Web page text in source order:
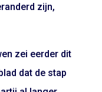
zijn,
zei eerder dit
dat de stap